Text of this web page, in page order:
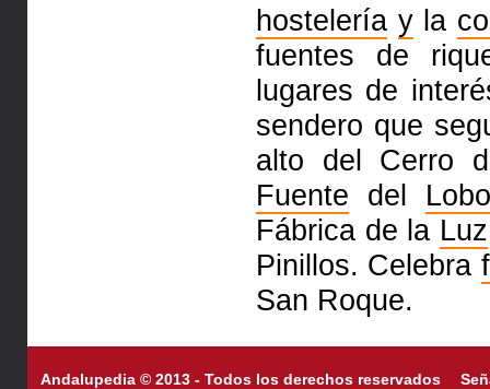
hostelería yla
fuentes de
lugares de
sendero que
alto del Cerro
Fuente del
Fábrica de la Luz
Pinillos. Celebra
San Roque.
Andalupedia © 2013 - Todos los derechos reservados